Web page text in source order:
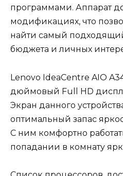
программами. Аппарат
модификациях, что
найти самый
бюджета и личных
Lenovo IdeaCentre AIO
дюймовый Full HD
Экран данного
оптимальный запас
С ним комфортно
попадании в комнату